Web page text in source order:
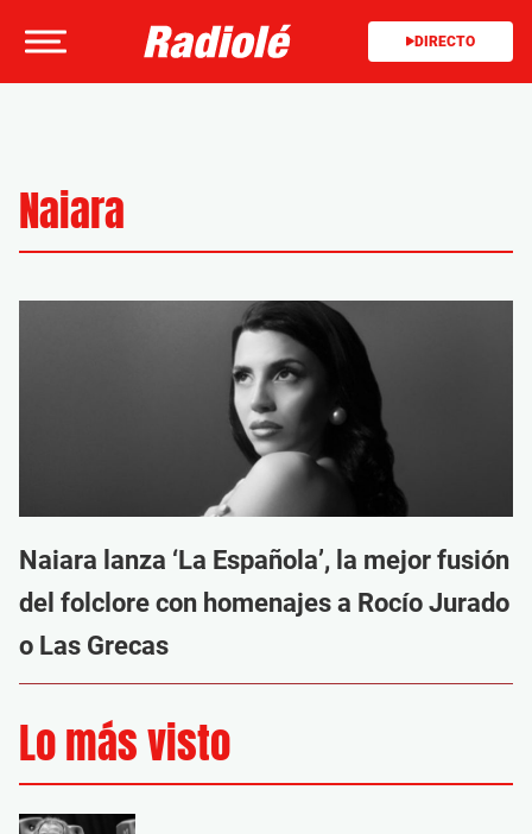
DIRECTO
Naiara
Naiara lanza ‘La Española’, la mejor fusión
del folclore con homenajes a Rocío Jurado
o Las Grecas
Lo más visto